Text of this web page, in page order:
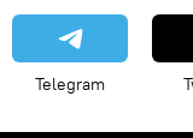
Telegram